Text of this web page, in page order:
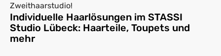
Zweithaarstudio!
Individuelle Haarlösungen im STASSI
Studio Lübeck: Haarteile, Toupets und
mehr